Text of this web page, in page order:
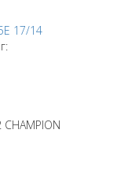
17/14
CHAMPION